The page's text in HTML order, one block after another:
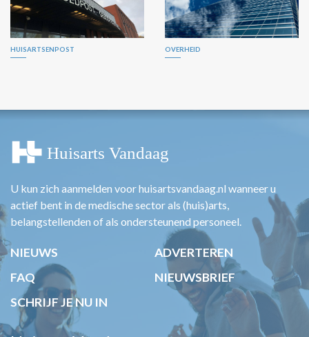
HUISARTSENPOST OVERHEID
U kun zich aanmelden voor huisartsvandaag.nl wanneer u
actief bent in de medische sector als (huis)arts,
belangstellenden of als ondersteunend personeel.
NIEUWS
ADVERTEREN
FAQ
NIEUWSBRIEF
SCHRIJF JE NU IN